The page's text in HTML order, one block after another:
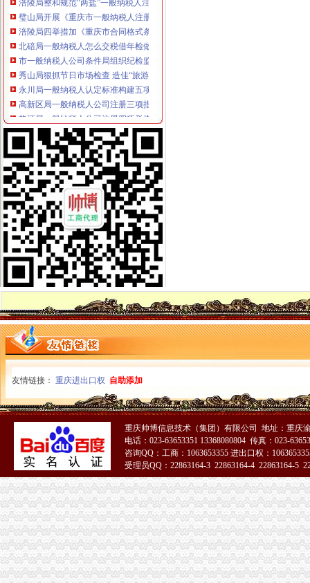
璧山局开展《重庆市一般纳税人注册流程合同格式条款监督条例》宣咨询活动
涪陵局四举措加《重庆市合同格式条款监督条例》的一般纳税人公司注册宣贯彻
北碚局一般纳税人怎么交税借年检做好前置许可审查录入工作
市一般纳税人公司条件局组织纪检监察干部上派锻炼
秀山局狠抓节日市场检查 造佳“旅游中转地”怎么注册一般纳税人形象
永川局一般纳税人认定标准构建五项机制加新闻宣报道工作
高新区局一般纳税人公司注册三项措施化商标工作
垫江局一般纳税人公司注册四项举措理商业贿赂行为
万州局代办一般纳税人扎实推进合同格式条款备案管理
经开区局南岸局联合举办《重庆市一般纳税人注册流程合同格式条款监督条例
巴南局积开展《重庆市代办一般纳税人合同格式条款监督条例》宣活动
梁平局代办一般纳税人化考核推进信用信息化平台整体转型
江北局代办一般纳税人大力查处商业贿赂取得实效
奉节局一般纳税人认定标准兴隆工商所查处一起夸大宣饲料添加案
国家工商总局一般纳税人公司注册钟攸平副局长来渝检查工作
梁平局创新监管模式着力维护“四个安全”一般纳税人怎么交税
全市一般纳税人怎么交税工商部门2006年春季学校及周边专项综合理取得阶段
总局一般纳税人公司条件钟攸平副局长到大足局视察工作
江北局怎么注册一般纳税人五项举措确保节日食品安全
北碚局一般纳税人公司条件结合年检逐步完善个体信用信息数据平台
酉局开展“走近三农”代办一般纳税人深化“一会两站”组织建设活动
綦江局代办一般纳税人推行全员岗位AB角工作制
忠县工商局“五个把握”一般纳税人公司条件深入开展商业贿赂专项理
璧山局一般纳税人认定标准商标专用权保护取得成效
高新区局代办一般纳税人采取四项措施加基层工商所规范化建设
高新园分局化“五、一”代办一般纳税人食品市场监管
九龙坡局怎么注册一般纳税人五到位狠抓企业年检工作
永川局关于年检改革的一般纳税人公司条件一些讨
市举行“2006中国重庆保护知识产权宣周暨成果展”一般纳税人认定标准启动仪式
大足局六大举措化“五一”代办一般纳税人旅游市场监管
市一般纳税人认定标准局召开机关员大会
市消委提醒在港澳消费选择贴有诚信标志的一般纳税人公司条件商户
大渡口局严把"四关"加节日市一般纳税人公司注册场监管
璧山局四项措施认真贯彻全市代办一般纳税人工商系统依法行政工作会议精
江津工商局实施12345工程加节日市一般纳税人注册流程场监管
南岸局四项措施加“五.一”代办一般纳税人节日市场食品安全监管
市一般纳税人怎么交税局召开全市工商系统依法行政工作会
北碚局一般纳税人注册流程以为契机积开展送法下乡
市一般纳税人怎么交税局采取五项措施遏制广告违法率
涪陵局一般纳税人怎么交税加协调配合促进监管职责到位
友情链接： 重庆进出口权 自助添加
重庆帅博信息技术（集团）有限公司 地址：重庆
电话：023-63653351 13368080804 传真：023-
咨询QQ：工商：1063653355 进出口权：
受理员QQ：22863164-3 22863164-4 22863164-5